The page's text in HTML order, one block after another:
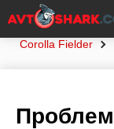
Главная
Corolla Fielder